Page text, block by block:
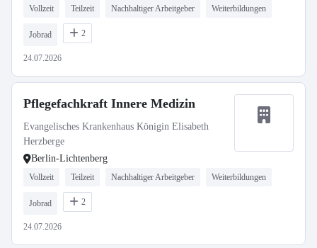
Vollzeit Teilzeit Nachhaltiger Arbeitgeber Weiterbildungen
Jobrad 2
24.07.2026
Pflegefachkraft Innere Medizin
Evangelisches Krankenhaus Königin Elisabeth
Herzberge
Berlin-Lichtenberg
Vollzeit Teilzeit Nachhaltiger Arbeitgeber Weiterbildungen
Jobrad 2
24.07.2026